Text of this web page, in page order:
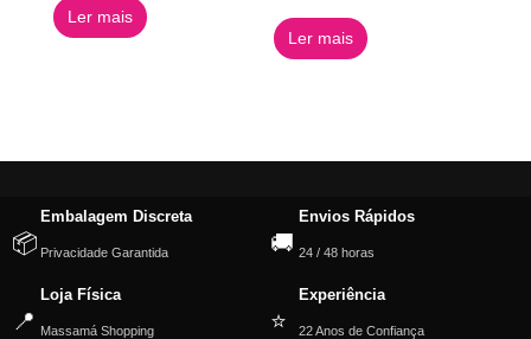
Ler mais
Ler mais
📦
Embalagem Discreta
Privacidade Garantida 🚚
Envios Rápidos
24 / 48 horas
📍
Loja Física
Massamá Shopping ⭐
Experiência
22 Anos de Confiança